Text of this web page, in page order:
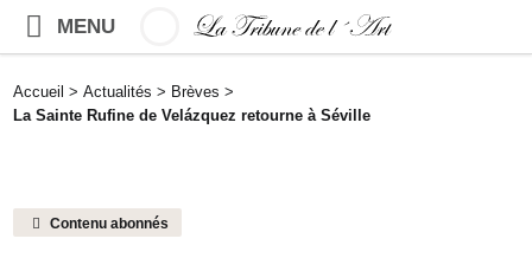
MENU
Accueil > Actualités > Brèves >
La Sainte Rufine de Velázquez retourne à Séville
Contenu abonnés